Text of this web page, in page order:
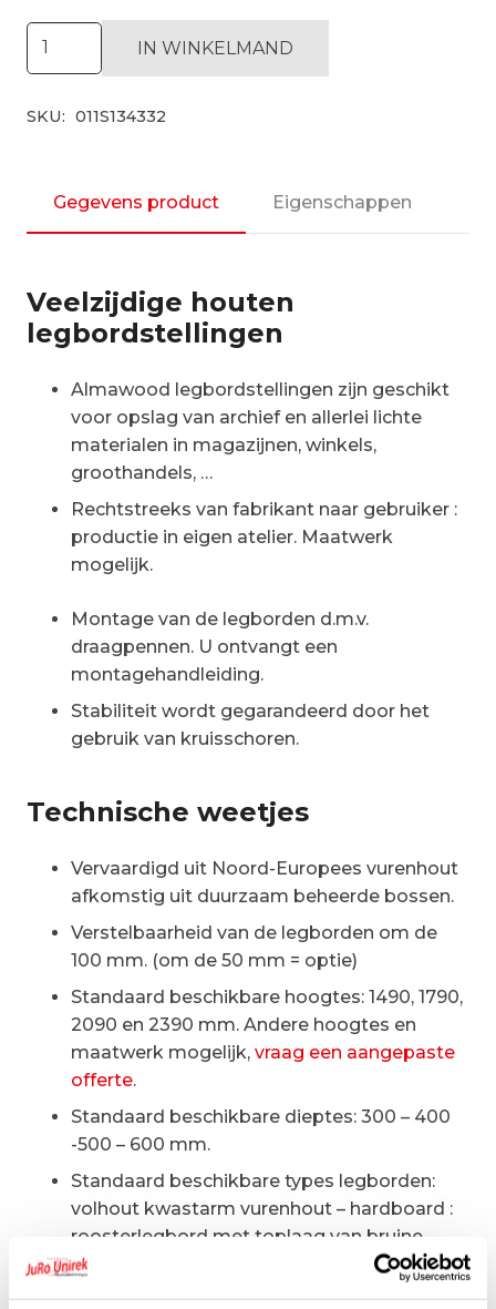
Aanbouwset
volhout
mm
aantal
IN WINKELMAND
SKU: 011S134332
Gegevens product Eigenschappen
Veelzijdige houten
legbordstellingen
Almawood legbordstellingen zijn geschikt
voor opslag van archief en allerlei lichte
materialen in magazijnen, winkels,
groothandels, …
Rechtstreeks van fabrikant naar gebruiker :
productie in eigen atelier. Maatwerk
mogelijk.
Montage van de legborden d.m.v.
draagpennen. U ontvangt een
montagehandleiding.
Stabiliteit wordt gegarandeerd door het
gebruik van kruisschoren.
Technische weetjes
Vervaardigd uit Noord-Europees vurenhout
afkomstig uit duurzaam beheerde bossen.
Verstelbaarheid van de legborden om de
100 mm. (om de 50 mm = optie)
Standaard beschikbare hoogtes: 1490, 1790,
2090 en 2390 mm. Andere hoogtes en
maatwerk mogelijk, vraag een aangepaste
offerte.
Standaard beschikbare dieptes: 300 – 400
-500 – 600 mm.
Standaard beschikbare types legborden:
volhout kwastarm vurenhout – hardboard :
roosterlegbord met toplaag van bruine
eucalyptus hardboardplaat –